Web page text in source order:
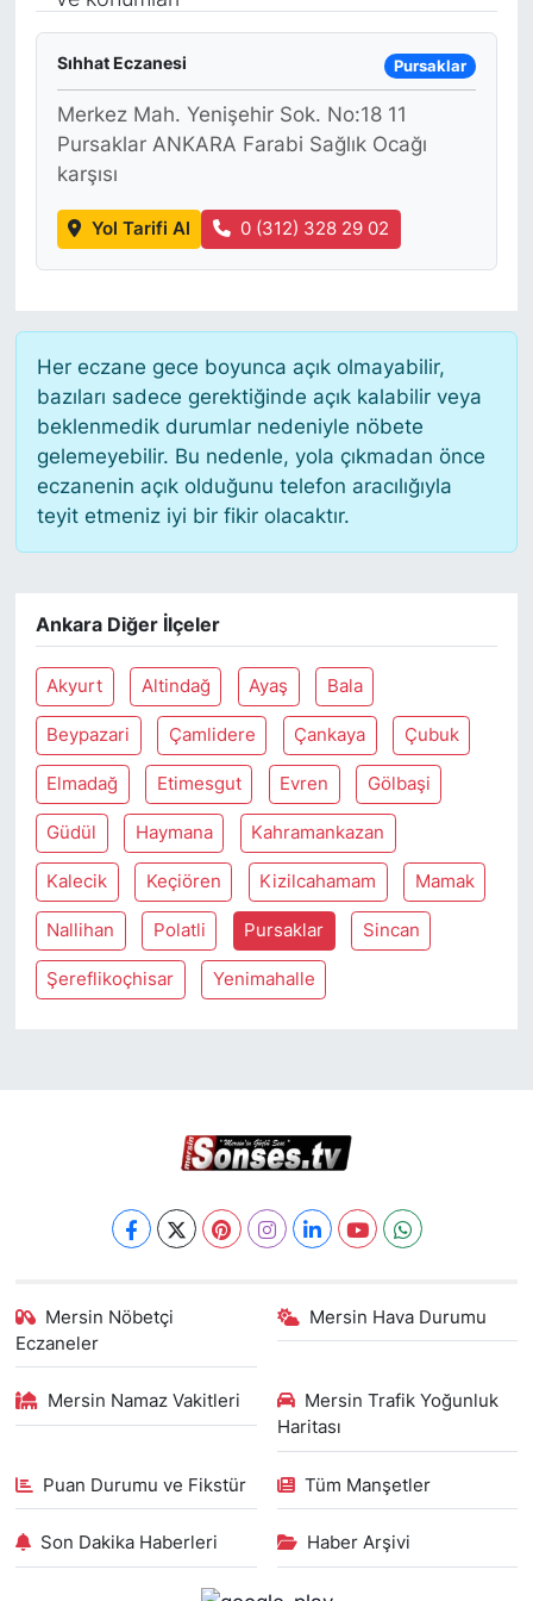
Sıhhat Eczanesi Pursaklar
Merkez Mah. Yenişehir Sok. No:18 11
Pursaklar ANKARA Farabi Sağlık Ocağı
karşısı
Yol Tarifi Al 0 (312) 328 29 02
Her eczane gece boyunca açık olmayabilir,
bazıları sadece gerektiğinde açık kalabilir veya
beklenmedik durumlar nedeniyle nöbete
gelemeyebilir. Bu nedenle, yola çıkmadan önce
eczanenin açık olduğunu telefon aracılığıyla
teyit etmeniz iyi bir fikir olacaktır.
Ankara Diğer İlçeler
Akyurt Altindağ Ayaş Bala
Beypazari Çamlidere Çankaya Çubuk
Elmadağ Etimesgut Evren Gölbaşi
Güdül Haymana Kahramankazan
Kalecik Keçiören Kizilcahamam Mamak
Nallihan Polatli Pursaklar Sincan
Şereflikoçhisar Yenimahalle
Mersin Nöbetçi
Eczaneler
Mersin Hava Durumu
Mersin Namaz Vakitleri
Mersin Trafik Yoğunluk
Haritası
Puan Durumu ve Fikstür Tüm Manşetler
Son Dakika Haberleri Haber Arşivi
YEREL HABER
Haberde insan
Tanıtım